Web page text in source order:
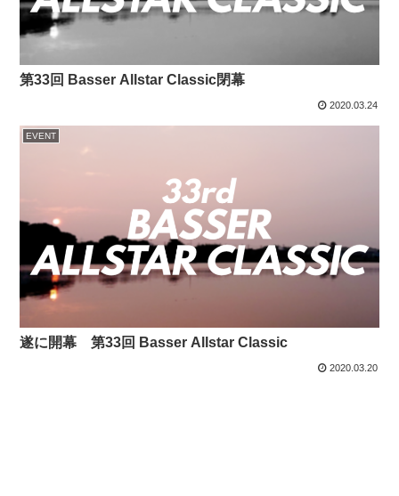
第33回 Basser Allstar Classic閉幕
2020.03.24
EVENT
遂に開幕 第33回 Basser Allstar Classic
2020.03.20